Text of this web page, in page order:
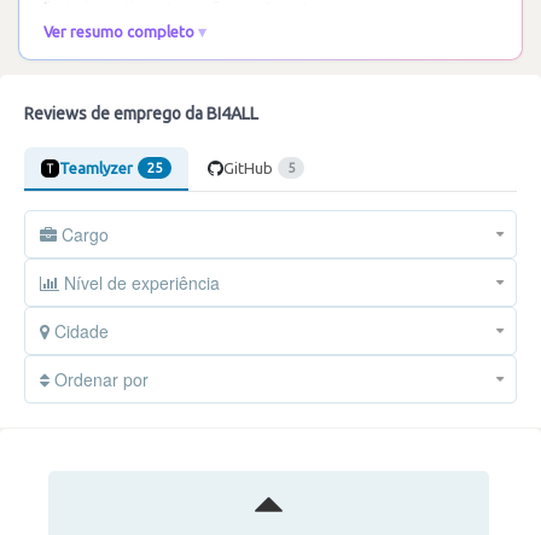
forte investimento em formação
Ver resumo completo
Reviews de emprego da BI4ALL
Teamlyzer 25 GitHub 5
Cargo
Nível de experiência
Cidade
Ordenar por